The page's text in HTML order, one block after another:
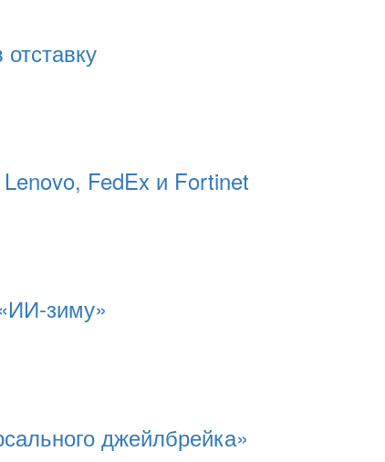
FedEx и Fortinet
зиму»
джейлбрейка»